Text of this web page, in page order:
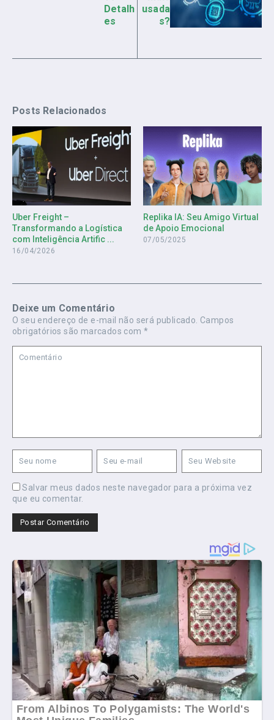
Detalh
es
usada
s?
Posts Relacionados
Uber Freight –
Transformando a Logística
com Inteligência Artific ...
16/04/2026
Replika IA: Seu Amigo Virtual
de Apoio Emocional
07/05/2025
Deixe um Comentário
O seu endereço de e-mail não será publicado. Campos
obrigatórios são marcados com *
Salvar meus dados neste navegador para a próxima vez
que eu comentar.